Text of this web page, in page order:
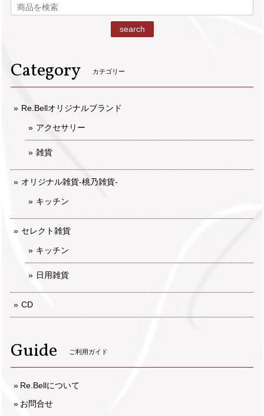
search
Category カテゴリー
Re.Bellオリジナルブランド
アクセサリー
雑貨
オリジナル雑貨-桃乃雑貨-
キッチン
セレクト雑貨
キッチン
日用雑貨
CD
Guide ご利用ガイド
Re.Bellについて
お問合せ